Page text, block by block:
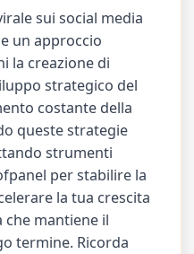
sui social media
un approccio
la creazione di
strategico del
costante della
queste strategie
strumenti
per stabilire la
la tua crescita
mantiene il
termine. Ricorda